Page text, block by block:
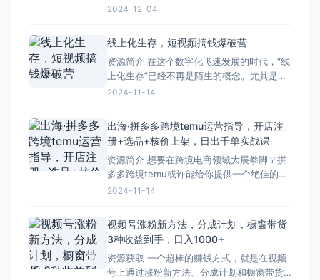
络上越来越受欢迎，打造一个育儿母婴IP确实
方面的内容，吸引一大批宝妈宝爸的关注。
而且，这个项目还有很多种变现方式呢！比
如可以通过广告合作
2024-12-04
线上化生存，短视频搞钱爆破营
资源简介 在这个数字化飞速发展的时代，“线
上化生存”已经不再是陌生的概念。尤其是短
视频平台的崛起，让许多人看到了新的商
视频。从选题策划到拍摄剪辑，每一个步骤
都有专业的指导，确保你的视频能够吸引观
众的眼球。 当
2024-11-14
出海·拼多多跨境temu运营指导，开店注
册+选品+核价上架，日出千单实战课
资源简介 想要在跨境电商领域大展拳脚？拼
多多跨境temu或许能给你提供一个绝佳的机
会。从开店注册到选品、核价上架，每一个
的各项规定，准备好必要的资料才能确保顺
利入驻。接下选品是关键。这本书会教你如
何分析市场需求，挑
2024-11-14
视频号涨粉新方法，分成计划，橱窗带货
3种收益到手，日入1000+
资源获取 一个超棒的赚钱方式，就是在视频
号上通过涨粉新方法、分成计划和橱窗带货